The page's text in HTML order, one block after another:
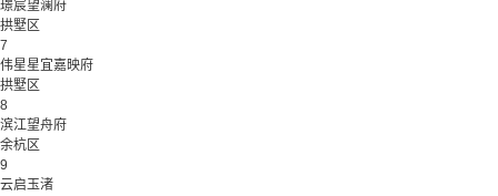
璟宸望澜府
拱墅区
7
伟星星宜嘉映府
拱墅区
8
滨江望舟府
余杭区
9
云启玉渚